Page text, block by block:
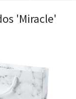
'Miracle'